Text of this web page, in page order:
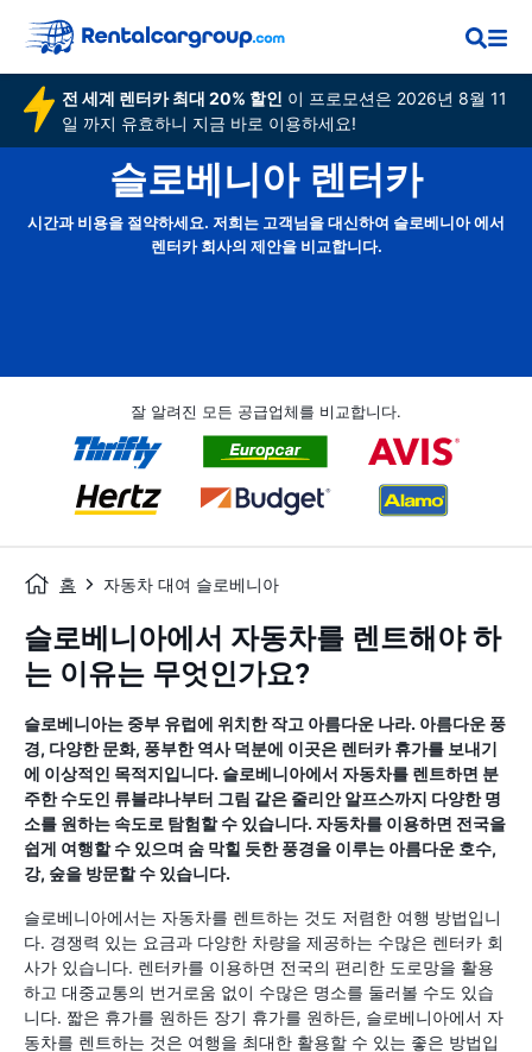
전 세계 렌터카 최대 20% 할인 이 프로모션은 2026년 8월 11
일 까지 유효하니 지금 바로 이용하세요!
슬로베니아 렌터카
시간과 비용을 절약하세요. 저희는 고객님을 대신하여 슬로베니아 에서
렌터카 회사의 제안을 비교합니다.
잘 알려진 모든 공급업체를 비교합니다.
홈 자동차 대여 슬로베니아
슬로베니아에서 자동차를 렌트해야 하
는 이유는 무엇인가요?
슬로베니아는 중부 유럽에 위치한 작고 아름다운 나라. 아름다운 풍
경, 다양한 문화, 풍부한 역사 덕분에 이곳은 렌터카 휴가를 보내기
에 이상적인 목적지입니다. 슬로베니아에서 자동차를 렌트하면 분
주한 수도인 류블랴나부터 그림 같은 줄리안 알프스까지 다양한 명
소를 원하는 속도로 탐험할 수 있습니다. 자동차를 이용하면 전국을
쉽게 여행할 수 있으며 숨 막힐 듯한 풍경을 이루는 아름다운 호수,
강, 숲을 방문할 수 있습니다.
슬로베니아에서는 자동차를 렌트하는 것도 저렴한 여행 방법입니
다. 경쟁력 있는 요금과 다양한 차량을 제공하는 수많은 렌터카 회
사가 있습니다. 렌터카를 이용하면 전국의 편리한 도로망을 활용
하고 대중교통의 번거로움 없이 수많은 명소를 둘러볼 수도 있습
니다. 짧은 휴가를 원하든 장기 휴가를 원하든, 슬로베니아에서 자
동차를 렌트하는 것은 여행을 최대한 활용할 수 있는 좋은 방법입